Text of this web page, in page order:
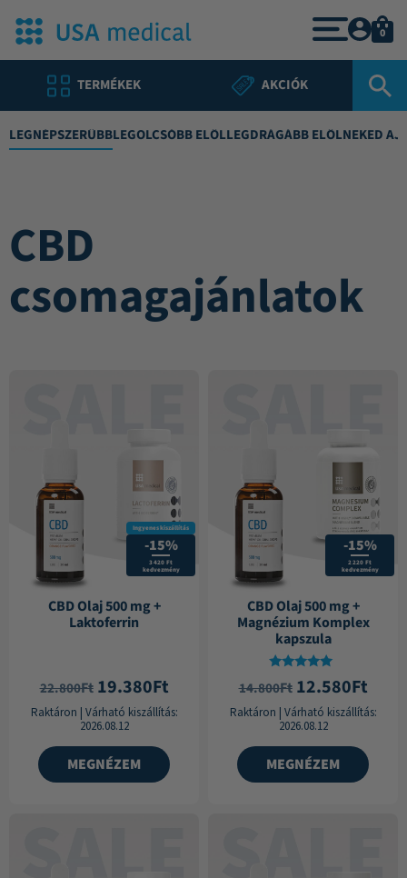
TERMÉKEK AKCIÓK
0
LEGNÉPSZERŰBBLEGOLCSÓBB ELŐLLEGDRÁGÁBB ELŐLNEKED
CBD
csomagajánlatok
Ingyenes kiszállítás
-15%
3 420 Ft
kedvezmény
CBD Olaj 500 mg +
Laktoferrin
22.800Ft 19.380Ft
Raktáron | Várható kiszállítás:
2026.08.12
MEGNÉZEM
-15%
2 220 Ft
kedvezmény
CBD Olaj 500 mg +
Magnézium Komplex
kapszula
Értékelés:
5.00
14.800Ft 12.580Ft
Raktáron | Várható kiszállítás:
2026.08.12
MEGNÉZEM